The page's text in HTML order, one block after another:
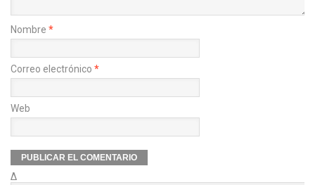
Nombre *
Correo electrónico *
Web
Δ